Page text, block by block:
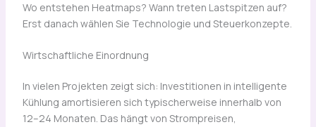
Wo entstehen Heatmaps? Wann treten Lastspitzen auf?
Erst danach wählen Sie Technologie und Steuerkonzepte.
Wirtschaftliche Einordnung
In vielen Projekten zeigt sich: Investitionen in intelligente
Kühlung amortisieren sich typischerweise innerhalb von
12–24 Monaten. Das hängt von Strompreisen,